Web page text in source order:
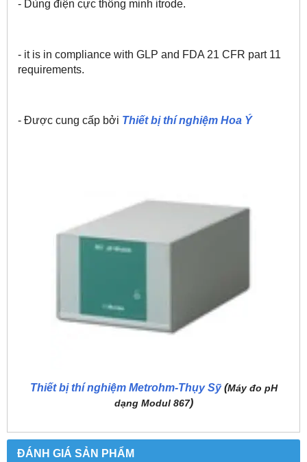
- Dùng điện cực thông minh itrode.
- it is in compliance with GLP and FDA 21 CFR part 11
requirements.
- Được cung cấp bởi Thiết bị thí nghiệm Hoa Ý
Thiết bị thí nghiệm Metrohm-Thụy Sỹ(Máy đo pH
dạng Modul 867)
ĐÁNH GIÁ SẢN PHẨM